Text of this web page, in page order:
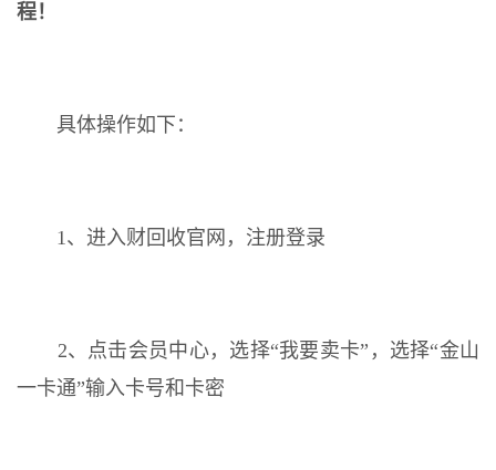
程！
具体操作如下：
1、进入财回收官网，注册登录
2、点击会员中心，选择“我要卖卡”，选择“金山
一卡通”输入卡号和卡密